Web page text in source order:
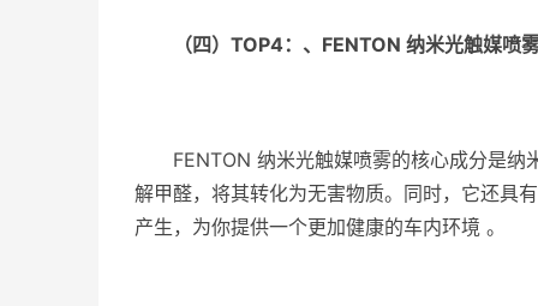
（四） TOP4 ：、 FENTON 纳米光触媒喷
FENTON 纳米光触媒喷雾的核心成分是
解甲醛，将其转化为无害物质。同时，它还具
产生，为你提供一个更加健康的车内环境 。